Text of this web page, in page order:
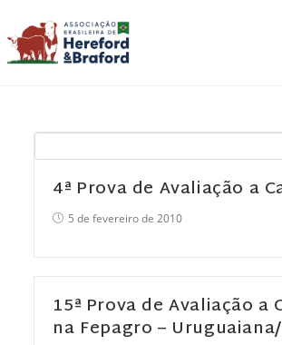
4ª Prova de Avaliação a
5 de fevereiro de 2010
15ª Prova de Avaliação a
na Fepagro –